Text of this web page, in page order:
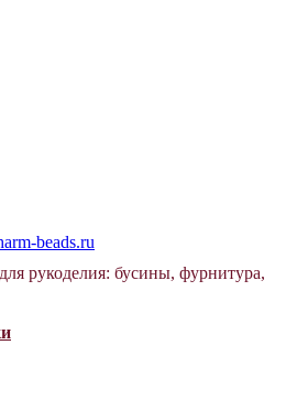
beads.ru
рукоделия: бусины, фурнитура,